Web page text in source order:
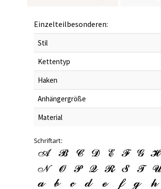
Einzelteilbesonderen:
Stil
Kettentyp
Haken
Anhängergröße
Material
Schriftart: